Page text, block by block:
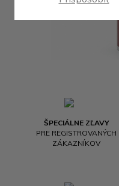
ŠPECIÁLNE ZĽAVY
PRE REGISTROVANÝCH
ZÁKAZNÍKOV